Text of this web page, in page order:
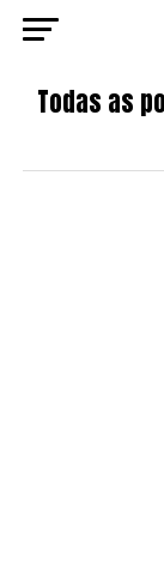
Todas as